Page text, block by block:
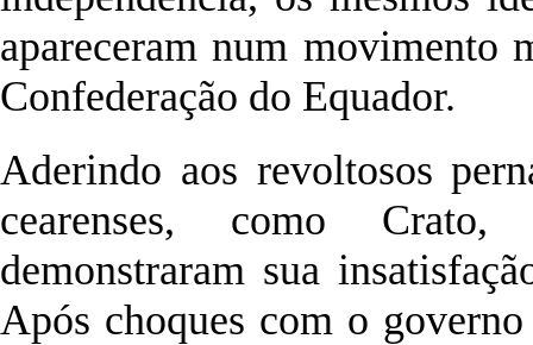
apareceram num movimento
Confederação do Equador.
Aderindo aos revoltosos
cearenses, como
demonstraram sua
Após choques com o